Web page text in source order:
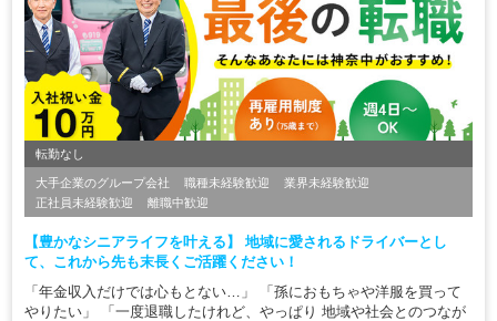
転勤なし
大手企業のグループ会社 職種未経験歓迎
業界未経験歓迎
正社員未経験歓迎
離職中歓迎
【豊かなシニアライフを叶える】 地域に愛されるドライバーとし
て、これから先も末長くご活躍ください！
「年金収入だけでは心もとない…」 「孫におもちゃや洋服を買って
やりたい」 「一度退職したけれど、やっぱり 地域や社会とのつなが